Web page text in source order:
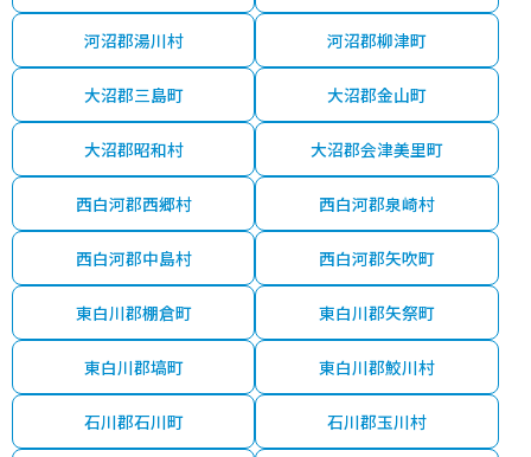
河沼郡湯川村 河沼郡柳津町
大沼郡三島町 大沼郡金山町
大沼郡昭和村 大沼郡会津美里町
西白河郡西郷村 西白河郡泉崎村
西白河郡中島村 西白河郡矢吹町
東白川郡棚倉町 東白川郡矢祭町
東白川郡塙町 東白川郡鮫川村
石川郡石川町 石川郡玉川村